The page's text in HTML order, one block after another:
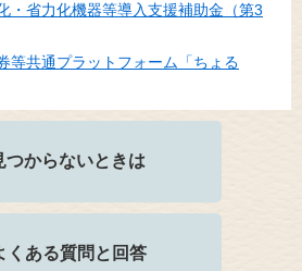
・省力化機器等導入支援補助金（第3
等共通プラットフォーム「ちょる
つからないときは
くある質問と回答